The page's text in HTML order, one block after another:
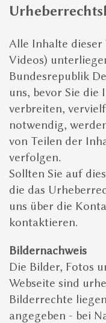
Alle Inhalte dieser
Videos)
Bundesrepublik
uns, bevor Sie die
verbreiten,
notwendig,
von Teilen der
verfolgen.
Sollten Sie auf
die das
uns über die
kontaktieren.
Bildernachweis
Die Bilder, Fotos
Webseite sind
Bilderrechte
angegeben - bei